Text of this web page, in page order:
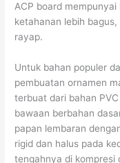
ACP board
ketahanan lebih
rayap.
Untuk bahan populer
pembuatan ornamen
terbuat dari bahan
bawaan berbahan
papan lembaran
rigid dan halus pada
tengahnya di kompresi